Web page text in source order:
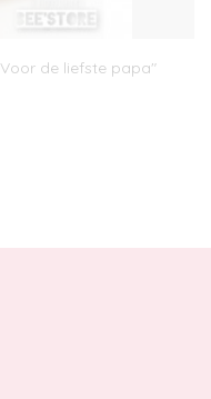
de liefste papa"